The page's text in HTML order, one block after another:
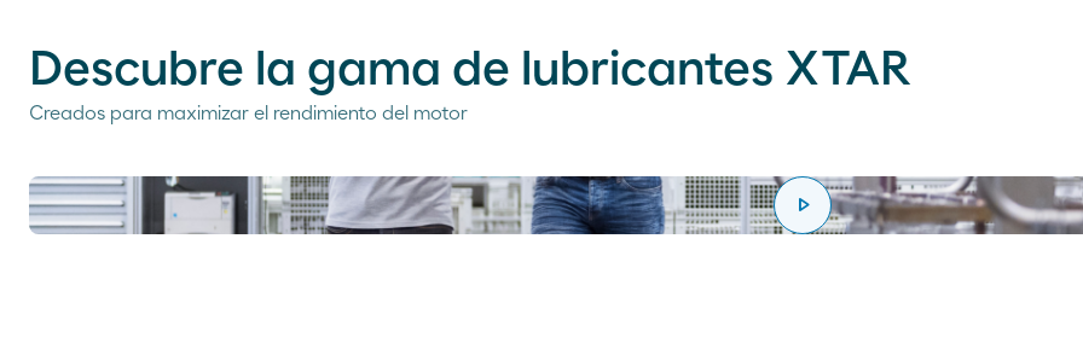
Descubre la gama de lubricantes XTAR
Creados para maximizar el rendimiento del motor
play_arrow
reproducir